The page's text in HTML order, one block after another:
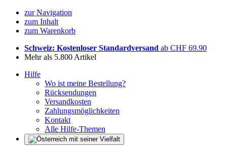
zur Navigation
zum Inhalt
zum Warenkorb
Schweiz: Kostenloser Standardversand ab CHF 69.90
Mehr als 5.800 Artikel
Hilfe
Wo ist meine Bestellung?
Rücksendungen
Versandkosten
Zahlungsmöglichkeiten
Kontakt
Alle Hilfe-Themen